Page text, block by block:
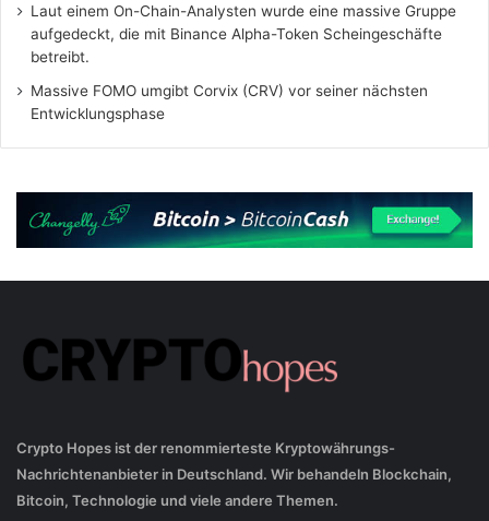
Laut einem On-Chain-Analysten wurde eine massive Gruppe
aufgedeckt, die mit Binance Alpha-Token Scheingeschäfte
betreibt.
Massive FOMO umgibt Corvix (CRV) vor seiner nächsten
Entwicklungsphase
Crypto Hopes ist der renommierteste Kryptowährungs-
Nachrichtenanbieter in Deutschland. Wir behandeln Blockchain,
Bitcoin, Technologie und viele andere Themen.